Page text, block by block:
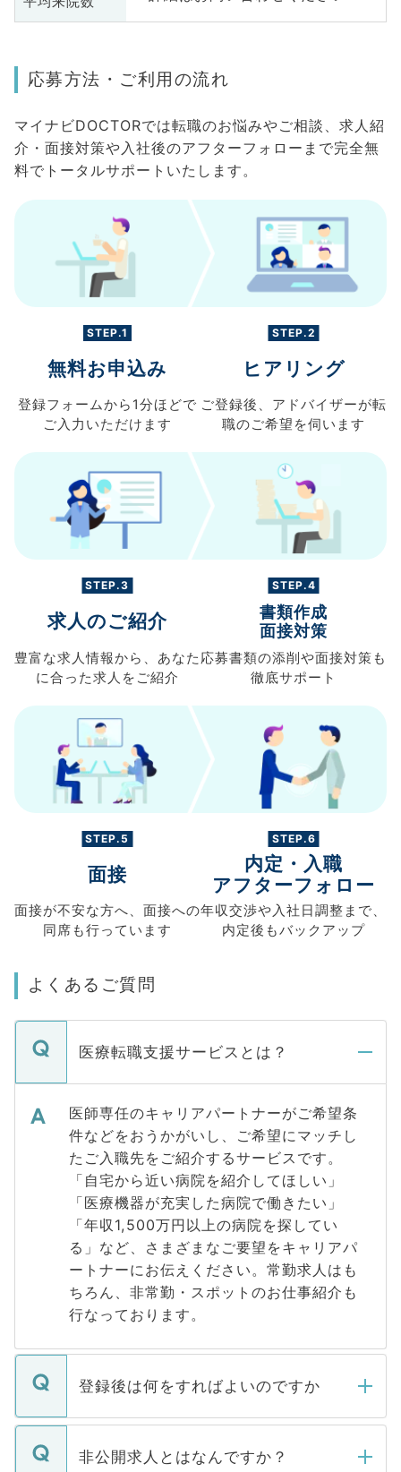
応募方法・ご利用の流れ
マイナビDOCTORでは転職のお悩みやご相談、求人紹
介・面接対策や入社後のアフターフォローまで完全無
料でトータルサポートいたします。
STEP.1
無料お申込み
登録フォームから 1分ほどで
ご入力 いただけます
STEP.2
ヒアリング
ご登録後、 アドバイザーが転
職のご希望を伺います
STEP.3
求人のご紹介
豊富な求人情報から、 あなた
に合った求人を ご紹介
STEP.4
書類作成
面接対策
応募書類の添削や面接対策も
徹底サポート
STEP.5
面接
面接が不安な方へ、 面接への
同席も行っています
STEP.6
内定・入職
アフターフォロー
年収交渉や入社日調整まで、
内定後もバックアップ
よくあるご質問
医療転職支援サービスとは？
医師専任のキャリアパートナーがご希望条
件などをおうかがいし、ご希望にマッチし
たご入職先をご紹介するサービスです。
「自宅から近い病院を紹介してほしい」
「医療機器が充実した病院で働きたい」
「年収1,500万円以上の病院を探してい
る」など、さまざまなご要望をキャリアパ
ートナーにお伝えください。常勤求人はも
ちろん、非常勤・スポットのお仕事紹介も
行なっております。
登録後は何をすればよいのですか
ご登録いただきましたら、弊社担当者がご
登録内容を確認し、その後メールもしくは
非公開求人とはなんですか？